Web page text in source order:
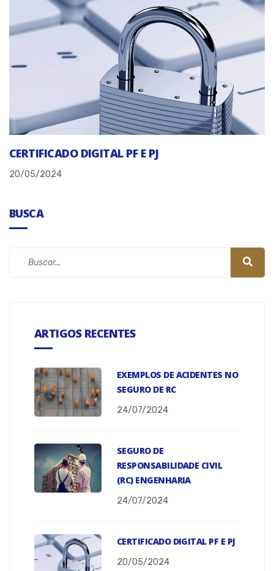
CERTIFICADO DIGITAL PF E PJ
20/05/2024
BUSCA
ARTIGOS RECENTES
EXEMPLOS DE ACIDENTES NO
SEGURO DE RC
24/07/2024
SEGURO DE
RESPONSABILIDADE CIVIL
(RC) ENGENHARIA
24/07/2024
CERTIFICADO DIGITAL PF E PJ
20/05/2024